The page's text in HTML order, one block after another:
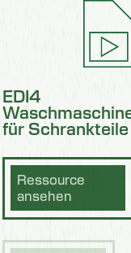
EDI4
für Schrankteile
Ressource
ansehen